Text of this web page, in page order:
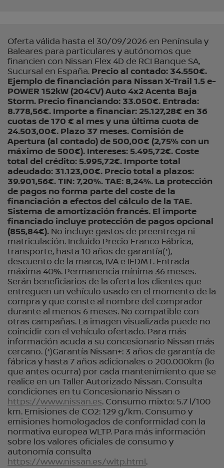
Oferta válida hasta el 30/09/2026 en Península y
Baleares para particulares y autónomos que
financien con Nissan Flex 4D de RCI Banque SA,
Sucursal en España. Precio al contado: 34.550€.
Ejemplo de financiación para Nissan X-Trail 1.5 e-
POWER 152kW (204CV) Auto 4x2 Acenta Baja
Storm. Precio financiando: 33.050€. Entrada:
8.778,56€. Importe a financiar: 25.127,28€ en 36
cuotas de 170 € al mes y una última cuota de
24.503,00€. Plazo 37 meses. Comisión de
Apertura (al contado) de 500,00€ (2,75% con un
máximo de 500€). Intereses: 5.495,72€. Coste
total del crédito: 5.995,72€. Importe total
adeudado: 31.123,00€. Precio total a plazos:
39.901,56€. TIN: 7,20%. TAE: 8,24%. La protección
de pagos no forma parte del coste de la
financiación a efectos del cálculo de la TAE.
Sistema de amortización francés. El importe
financiado incluye protección de pagos opcional
(855,84€). No incluye gastos de preentrega ni
matriculación. Incluido Precio Franco Fábrica,
transporte, hasta 10 años de garantía(*),
descuento de la marca, IVA e IEDMT. Entrada
máxima 40%. Permanencia mínima 36 meses.
Serán beneficiarios de la oferta los clientes que
entreguen un vehículo usado en el momento de la
compra y que conste al nombre del comprador
durante al menos 6 meses. No compatible con
otras campañas. La imagen visualizada puede no
coincidir con el vehículo ofertado. Para más
información acuda a su concesionario Nissan más
cercano. (*)Garantía Nissan+: 3 años de garantía de
fábrica y hasta 7 años adicionales o 200.000km (lo
que antes ocurra) por cada mantenimiento que se
realice en un Taller Autorizado Nissan. Consulta
condiciones en tu Concesionario Nissan o
https://www.nissan.es. Consumo mixto: 5.7 l/100
km. Emisiones de CO2: 129 g/km. Consumo y
emisiones homologados de conformidad con la
normativa europea WLTP. Para más información
sobre los valores oficiales de consumo y
autonomía consulta
https://www.nissan.es/wltp.html.